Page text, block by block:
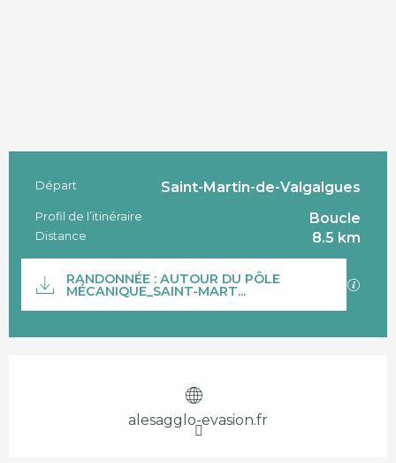
Informations pratiques
Départ Saint-Martin-de-Valgalgues
Profil de l’itinéraire Boucle
Distance 8.5 km
Documentation
RANDONNÉE : AUTOUR DU PÔLE
MÉCANIQUE_SAINT-MART...
alesagglo-evasion.fr